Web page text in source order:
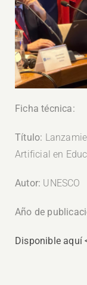
Ficha técnica:
Título:
Artificial en
Autor: UNESCO
Año de
Disponible aquí